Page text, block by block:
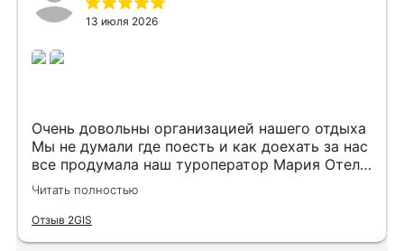
13 июля 2026
Очень довольны организацией нашего отдыха
Мы не думали где поесть и как доехать за нас
все продумала наш туроператор Мария Отель
в котором мы жили находится в тихом месте
в шаговой доступности большое количество
достопримечательностей и мест где можно
Читать полностью
Отзыв 2GIS